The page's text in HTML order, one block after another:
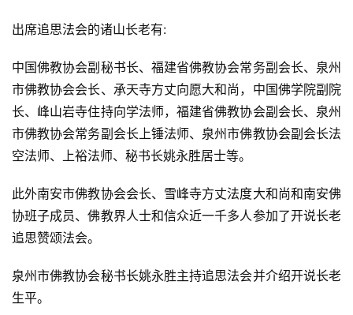
出席追思法会的诸山长老有:
中国佛教协会副秘书长、福建省佛教协会常务副会长、泉州
市佛教协会会长、承天寺方丈向愿大和尚，中国佛学院副院
长、峰山岩寺住持向学法师，福建省佛教协会副会长、泉州
市佛教协会常务副会长上锤法师、泉州市佛教协会副会长法
空法师、上裕法师、秘书长姚永胜居士等。
此外南安市佛教协会会长、雪峰寺方丈法度大和尚和南安佛
协班子成员、佛教界人士和信众近一千多人参加了开说长老
追思赞颂法会。
泉州市佛教协会秘书长姚永胜主持追思法会并介绍开说长老
生平。